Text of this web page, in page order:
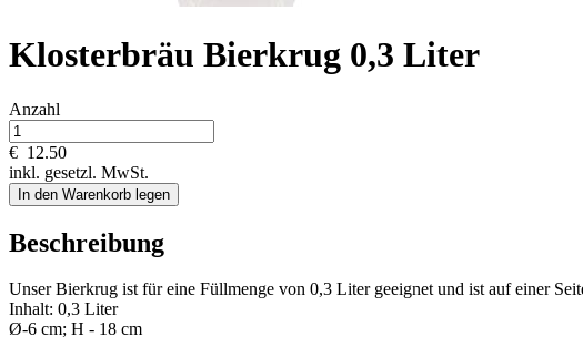
Klosterbräu Bierkrug 0,3 Liter
Anzahl
€ 12.50
inkl. gesetzl. MwSt.
In den Warenkorb legen
Beschreibung
Unser Bierkrug ist für eine Füllmenge von 0,3 Liter geeignet und ist auf einer
Inhalt: 0,3 Liter
Ø-6 cm; H - 18 cm